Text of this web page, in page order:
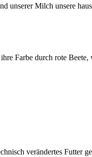
unserer Milch unsere
Farbe durch rote
verändertes Futter